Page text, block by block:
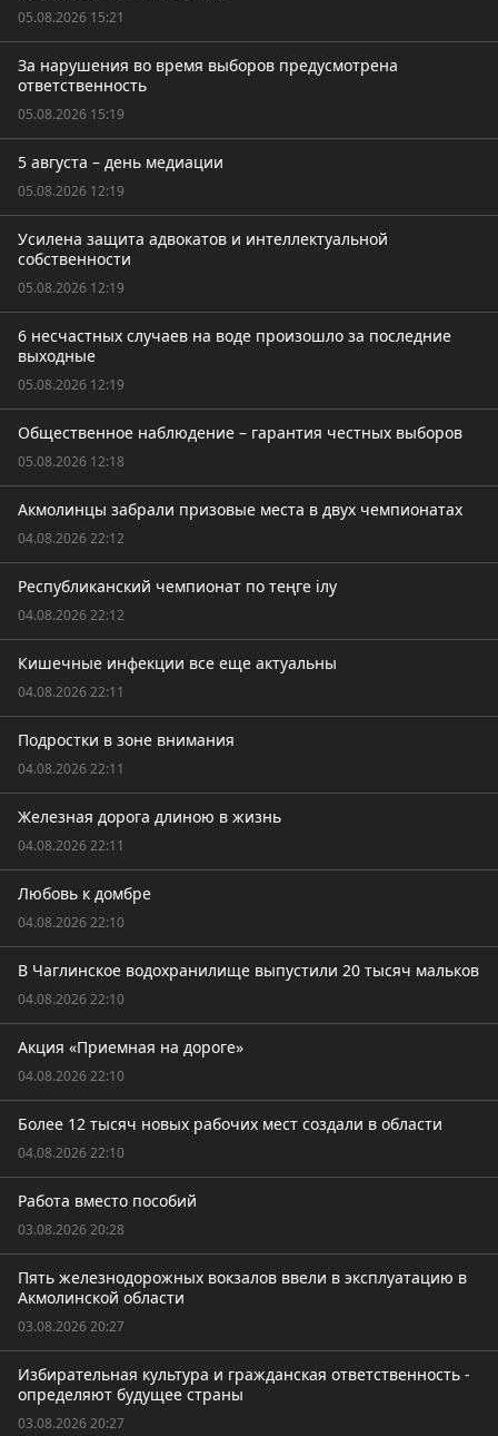
05.08.2026 15:21
За нарушения во время выборов предусмотрена
ответственность
05.08.2026 15:19
5 августа – день медиации
05.08.2026 12:19
Усилена защита адвокатов и интеллектуальной
собственности
05.08.2026 12:19
6 несчастных случаев на воде произошло за последние
выходные
05.08.2026 12:19
Общественное наблюдение – гарантия честных выборов
05.08.2026 12:18
Акмолинцы забрали призовые места в двух чемпионатах
04.08.2026 22:12
Республиканский чемпионат по теңге ілу
04.08.2026 22:12
Кишечные инфекции все еще актуальны
04.08.2026 22:11
Подростки в зоне внимания
04.08.2026 22:11
Железная дорога длиною в жизнь
04.08.2026 22:11
Любовь к домбре
04.08.2026 22:10
В Чаглинское водохранилище выпустили 20 тысяч мальков
04.08.2026 22:10
Акция «Приемная на дороге»
04.08.2026 22:10
Более 12 тысяч новых рабочих мест создали в области
04.08.2026 22:10
Работа вместо пособий
03.08.2026 20:28
Пять железнодорожных вокзалов ввели в эксплуатацию в
Акмолинской области
03.08.2026 20:27
Избирательная культура и гражданская ответственность -
определяют будущее страны
03.08.2026 20:27